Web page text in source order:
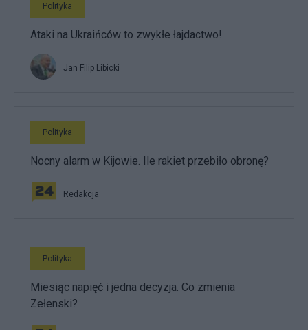
Polityka
Ataki na Ukraińców to zwykłe łajdactwo!
Jan Filip Libicki
Polityka
Nocny alarm w Kijowie. Ile rakiet przebiło obronę?
Redakcja
Polityka
Miesiąc napięć i jedna decyzja. Co zmienia
Zełenski?